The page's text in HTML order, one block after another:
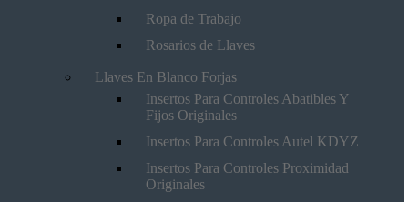
Ropa de Trabajo
Rosarios de Llaves
Llaves En Blanco Forjas
Insertos Para Controles Abatibles Y
Fijos Originales
Insertos Para Controles Autel KDYZ
Insertos Para Controles Proximidad
Originales